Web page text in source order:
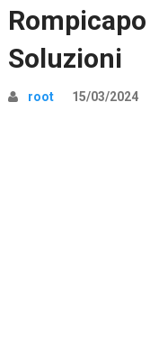
Soluzioni
root 15/03/2024